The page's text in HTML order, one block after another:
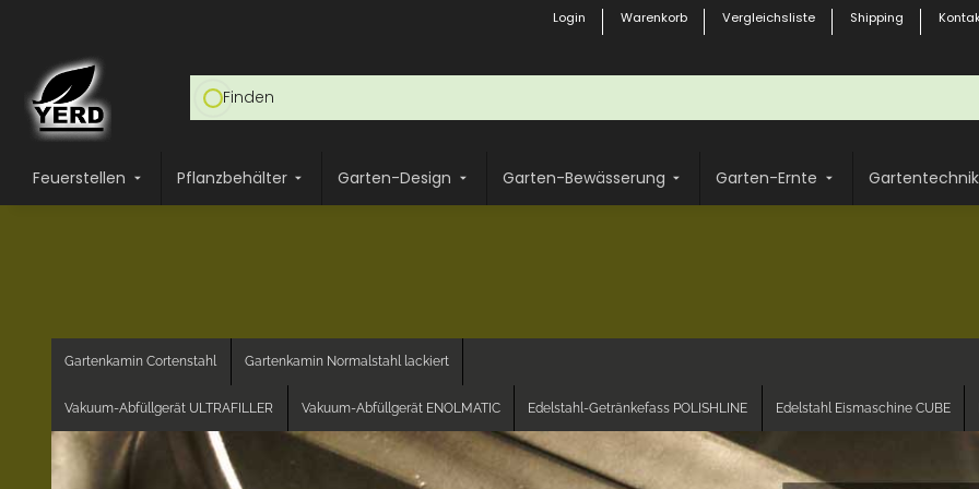
Login Warenkorb Vergleichsliste Shipping
Feuerstellen Pflanzbehälter Garten-Design Garten-Bewässerung Garten-Ernte Gartentechnik
Gartenkamin Cortenstahl Gartenkamin Normalstahl lackiert
Vakuum-Abfüllgerät ULTRAFILLER Vakuum-Abfüllgerät ENOLMATIC Edelstahl-Getränkefass POLISHLINE Edelstahl Eismaschine CUBE